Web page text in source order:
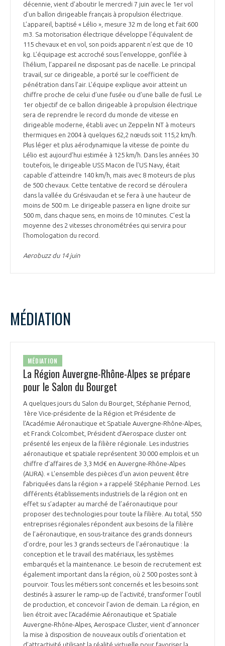
décennie, vient d'aboutir le mercredi 7 juin avec le 1er vol
d’un ballon dirigeable français à propulsion électrique.
L’appareil, baptisé « Lélio », mesure 32 m de long et fait 600
m3. Sa motorisation électrique développe l’équivalent de
115 chevaux et en vol, son poids apparent n’est que de 10
kg. L’équipage est accroché sous l’enveloppe, gonflée à
l’hélium, l’appareil ne disposant pas de nacelle. Le principal
travail, sur ce dirigeable, a porté sur le coefficient de
pénétration dans l’air. L’équipe explique avoir atteint un
chiffre proche de celui d’une fusée ou d’une balle de fusil. Le
1er objectif de ce ballon dirigeable à propulsion électrique
sera de reprendre le record du monde de vitesse en
dirigeable moderne, établi avec un Zeppelin NT à moteurs
thermiques en 2004 à quelques 62,2 nœuds soit 115,2 km/h.
Plus léger et plus aérodynamique la vitesse de pointe du
Lélio est aujourd’hui estimée à 125 km/h. Dans les années 30
toutefois, le dirigeable USS Macon de l’US Navy, était
capable d’atteindre 140 km/h, mais avec 8 moteurs de plus
de 500 chevaux. Cette tentative de record se déroulera
dans la vallée du Grésivaudan et se fera à une hauteur de
moins de 500 m. Le dirigeable passera en ligne droite sur
500 m, dans chaque sens, en moins de 10 minutes. C’est la
moyenne des 2 vitesses chronométrées qui servira pour
l’homologation du record.
Aerobuzz du 14 juin
MÉDIATION
MÉDIATION
La Région Auvergne-Rhône-Alpes se prépare
pour le Salon du Bourget
A quelques jours du Salon du Bourget, Stéphanie Pernod,
1ère Vice-présidente de la Région et Présidente de
l’Académie Aéronautique et Spatiale Auvergne-Rhône-Alpes,
et Franck Colcombet, Président d’Aerospace cluster ont
présenté les enjeux de la filière régionale. Les industries
aéronautique et spatiale représentent 30 000 emplois et un
chiffre d’affaires de 3,3 Md€ en Auvergne-Rhône-Alpes
(AURA). « L’ensemble des pièces d’un avion peuvent être
fabriquées dans la région » a rappelé Stéphanie Pernod. Les
différents établissements industriels de la région ont en
effet su s’adapter au marché de l’aéronautique pour
proposer des technologies pour toute la filière. Au total, 550
entreprises régionales répondent aux besoins de la filière
de l’aéronautique, en sous-traitance des grands donneurs
d’ordre, pour les 3 grands secteurs de l’aéronautique : la
conception et le travail des matériaux, les systèmes
embarqués et la maintenance. Le besoin de recrutement est
également important dans la région, où 2 500 postes sont à
pourvoir. Tous les métiers sont concernés et les besoins sont
destinés à assurer le ramp-up de l’activité, transformer l’outil
de production, et concevoir l’avion de demain. La région, en
lien étroit avec l’Académie Aéronautique et Spatiale
Auvergne-Rhône-Alpes, Aerospace Cluster, vient d’annoncer
la mise à disposition de nouveaux outils d’orientation et
d’attractivité utilisant la réalité virtuelle pour favoriser la